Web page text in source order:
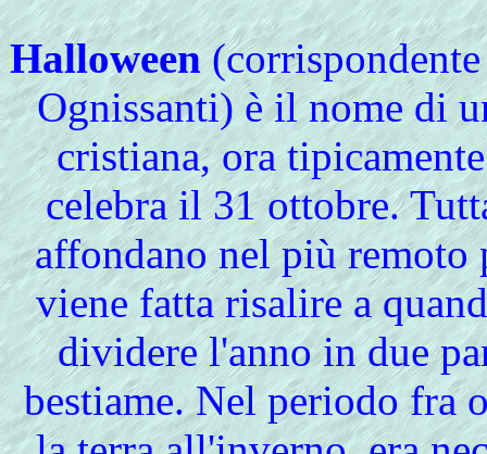
Halloween
Ognissanti) è il nome di
cristiana, ora
celebra il 31 ottobre.
affondano nel più remoto
viene fatta risalire a
dividere l'anno in due
bestiame. Nel periodo fra